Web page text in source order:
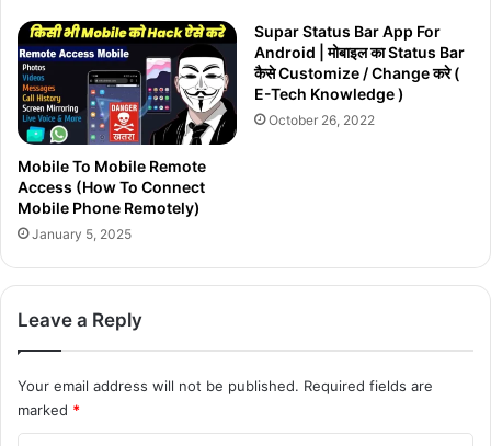
Mobile To Mobile Remote
Access (How To Connect
Mobile Phone Remotely)
January 5, 2025
Supar Status Bar App For
Android | मोबाइल का Status Bar
कैसे Customize / Change करे (
E-Tech Knowledge )
October 26, 2022
Leave a Reply
Your email address will not be published. Required fields are
marked *